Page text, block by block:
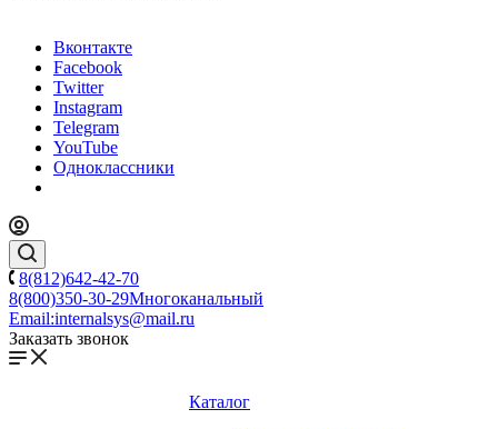
Вконтакте
Facebook
Twitter
Instagram
Telegram
YouTube
Одноклассники
8(812)642-42-70
8(800)350-30-29Многоканальный
Email:internalsys@mail.ru
Заказать звонок
Каталог